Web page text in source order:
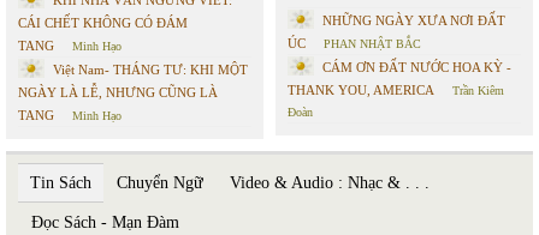
CÁI CHẾT KHÔNG CÓ ĐÁM
TANG
Minh Hạo
Việt Nam- THÁNG TƯ: KHI MỘT
NGÀY LÀ LỄ, NHƯNG CŨNG LÀ
TANG
Minh Hạo
NHỮNG NGÀY XƯA NƠI ĐẤT
ÚC
PHAN NHẬT BẮC
CÁM ƠN ĐẤT NƯỚC HOA KỲ -
THANK YOU, AMERICA
Trần Kiêm
Đoàn
Tin Sách Chuyển Ngữ Video & Audio : Nhạc & . . .
Đọc Sách - Mạn Đàm